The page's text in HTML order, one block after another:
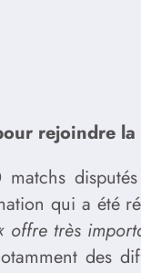
rejoindre la
qui a été
offre très
des